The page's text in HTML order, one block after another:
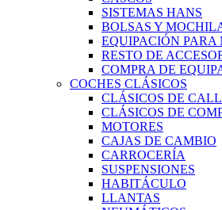
SISTEMAS HANS
BOLSAS Y
EQUIPACIÓN PARA
RESTO DE
COMPRA DE
COCHES CLÁSICOS
CLÁSICOS DE
CLÁSICOS DE
MOTORES
CAJAS DE CAMBIO
CARROCERÍA
SUSPENSIONES
HABITÁCULO
LLANTAS